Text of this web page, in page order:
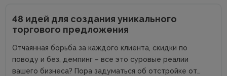
48 идей для создания уникального
торгового предложения
Отчаянная борьба за каждого клиента, скидки по
поводу и без, демпинг – все это суровые реалии
вашего бизнеса? Пора задуматься об отстройке от